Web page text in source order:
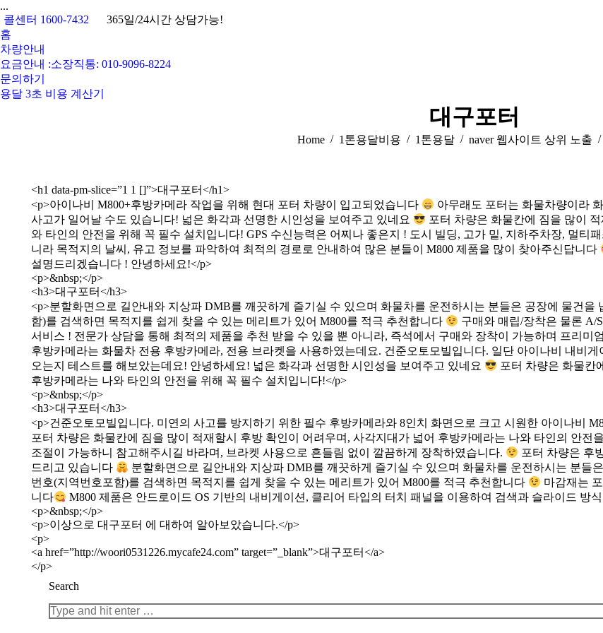
...
콜센터 1600-7432
365일/24시간 상담가능!
홈
차량안내
요금안내 :소장직통: 010-9096-8224
문의하기
용달 3초 비용 계산기
대구포터
You are here:
Home 1톤용달비용 1톤용달 naver 웹사이트 상위 노출
<h1 data-pm-slice=”1 1 []”>대구포터</h1>
<p>아이나비 M800+후방카메라 작업을 위해 현대 포터 차량이 입고되었습니다
아무래도 포터는 화물차량이라
사고가 일어날 수도 있습니다! 넓은 화각과 선명한 시인성을 보여주고 있네요
포터 차량은 화물칸에 짐을 많이
와 타인의 안전을 위해 꼭 필수 설치입니다! GPS 수신능력은 어찌나 좋은지 ! 도시 빌딩, 고가 밑, 지하주차장, 멀티
니라 목적지의 날씨, 유고 정보를 파악하여 최적의 경로로 안내하여 많은 분들이 M800 제품을 많이 찾아주신답니다
설명드리겠습니다 ! 안녕하세요!</p>
<p>&nbsp;</p>
<h3>대구포터</h3>
<p>분할화면으로 길안내와 지상파 DMB를 깨끗하게 즐기실 수 있으며 화물차를 운전하시는 분들은 공장에 물건
함)를 검색하면 목적지를 쉽게 찾을 수 있는 메리트가 있어 M800를 적극 추천합니다
구매와 매립/장착은 물론 A/
서비스 ! 전문가 상담을 통해 최적의 제품을 추천 받을 수 있을 뿐 아니라, 즉석에서 구매와 장착이 가능하며 프리미
후방카메라는 화물차 전용 후방카메라, 전용 브라켓을 사용하였는데요. 건준오토모빌입니다. 일단 아이나비 내비
오는지 테스트를 해보았는데요! 안녕하세요! 넓은 화각과 선명한 시인성을 보여주고 있네요
포터 차량은 화물칸
후방카메라는 나와 타인의 안전을 위해 꼭 필수 설치입니다!</p>
<p>&nbsp;</p>
<h3>대구포터</h3>
<p>건준오토모빌입니다. 미연의 사고를 방지하기 위한 필수 후방카메라와 8인치 화면으로 크고 시원한 아이나비
포터 차량은 화물칸에 짐을 많이 적재할시 후방 확인이 어려우며, 사각지대가 넓어 후방카메라는 나와 타인의 안전
조절이 가능하니 참고해주시길 바라며, 브라켓 사용으로 흔들림 없이 깔끔하게 장착하였습니다.
포터 차량은 후
드리고 있습니다
분할화면으로 길안내와 지상파 DMB를 깨끗하게 즐기실 수 있으며 화물차를 운전하시는 분들
번호(지역번호포함)를 검색하면 목적지를 쉽게 찾을 수 있는 메리트가 있어 M800를 적극 추천합니다
마감재는
니다
M800 제품은 안드로이드 OS 기반의 내비게이션, 클리어 타입의 터치 패널을 이용하여 검색과 슬라이드 방
<p>&nbsp;</p>
<p>이상으로 대구포터 에 대하여 알아보았습니다.</p>
<p>
<a href=”http://woori0531226.mycafe24.com” target=”_blank”>대구포터</a>
</p>
Search
Search: